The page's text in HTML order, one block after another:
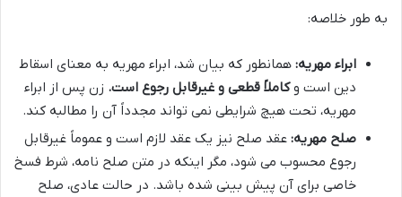
به طور خلاصه:
ابراء مهریه: همانطور که بیان شد، ابراء مهریه به معنای اسقاط
دین است وکاملاً قطعی و غیرقابل رجوع است. زن پس از ابراء
مهریه، تحت هیچ شرایطی نمی تواند مجدداً آن را مطالبه کند.
صلح مهریه: عقد صلح نیز یک عقد لازم است و عموماً غیرقابل
رجوع محسوب می شود، مگر اینکه در متن صلح نامه، شرط فسخ
خاصی برای آن پیش بینی شده باشد. در حالت عادی، صلح